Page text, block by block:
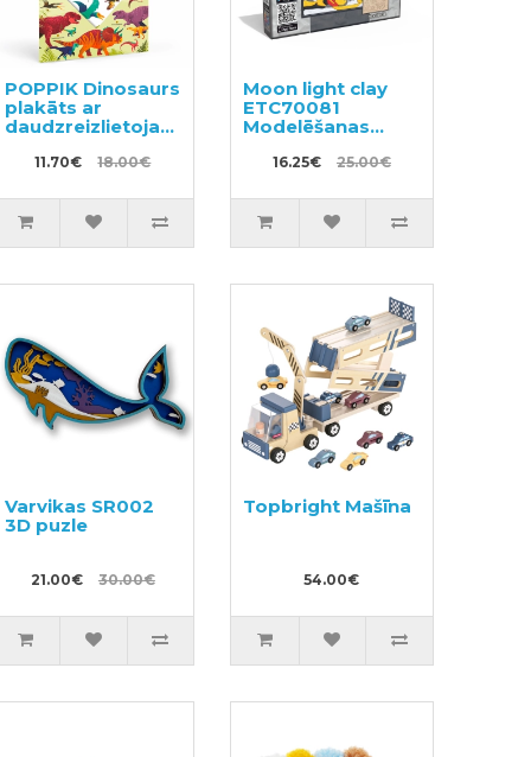
POPPIK Dinosaurs
plakāts ar
daudzreizlietojamām
11.70€ 18.00€
Moon light clay
ETC70081
Modelēšanas
16.25€ 25.00€
Varvikas SR002
3D puzle
21.00€ 30.00€
Topbright Mašīna
54.00€